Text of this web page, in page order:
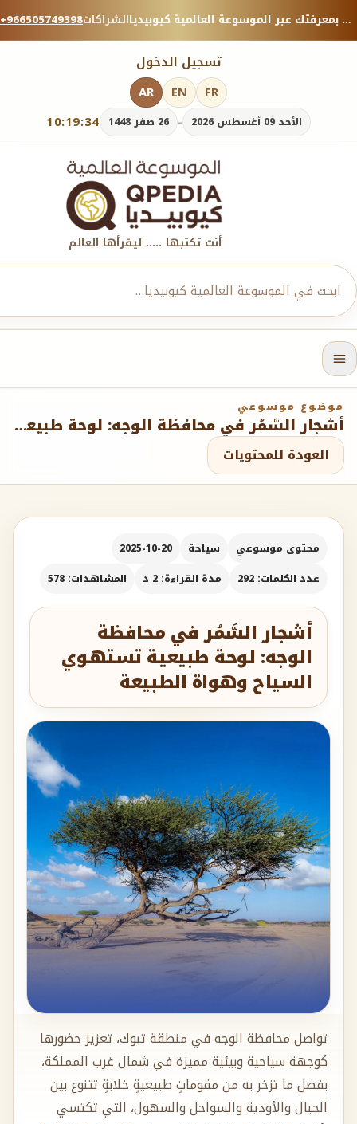
+966505749398الشراكات منصة معرفية موثوقة — شارك بمعرفتك عبر الموسوعة العالمية كيوبيديا.
تسجيل الدخول
10:19:36 الأحد 09 أغسطس 2026 - 26 صفر 1448
AR EN FR
أنت تكتبها ..... ليقرأها العالم
موضوع موسوعي
أشجار السَّمُر في محافظة الوجه: لوحة طبيعية تستهوي السياح وهواة الطبيعة
العودة للمحتويات
محتوى موسوعي سياحة
2025-10-20
عدد الكلمات: 292
مدة القراءة: 2 د المشاهدات: 578
أشجار السَّمُر في محافظة
الوجه: لوحة طبيعية تستهوي
السياح وهواة الطبيعة
تواصل محافظة الوجه في منطقة تبوك، تعزيز حضورها
كوجهة سياحية وبيئية مميزة في شمال غرب المملكة،
بفضل ما تزخر به من مقوماتٍ طبيعيةٍ خلابةٍ تتنوع بين
الجبال والأودية والسواحل والسهول، التي تكتسي